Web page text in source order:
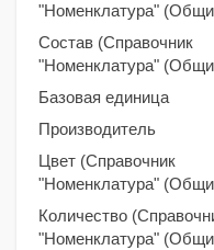
"Номенклатура"
Состав (Справочник
"Номенклатура"
Базовая единица
Производитель
Цвет (Справочник
"Номенклатура"
Количество
"Номенклатура"